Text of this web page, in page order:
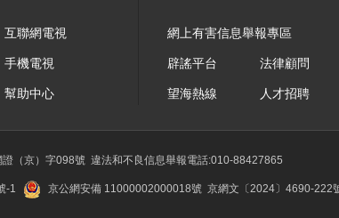
互聯網電視
手機電視
幫助中心
網上有害信息舉報專區
辟謠平台 法律顧問
望海熱線 人才招聘
（京）字098號 違法和不良信息舉報電話:010-88427865
-1 京公網安備 11000002000018號 京網文〔2024〕4690-222